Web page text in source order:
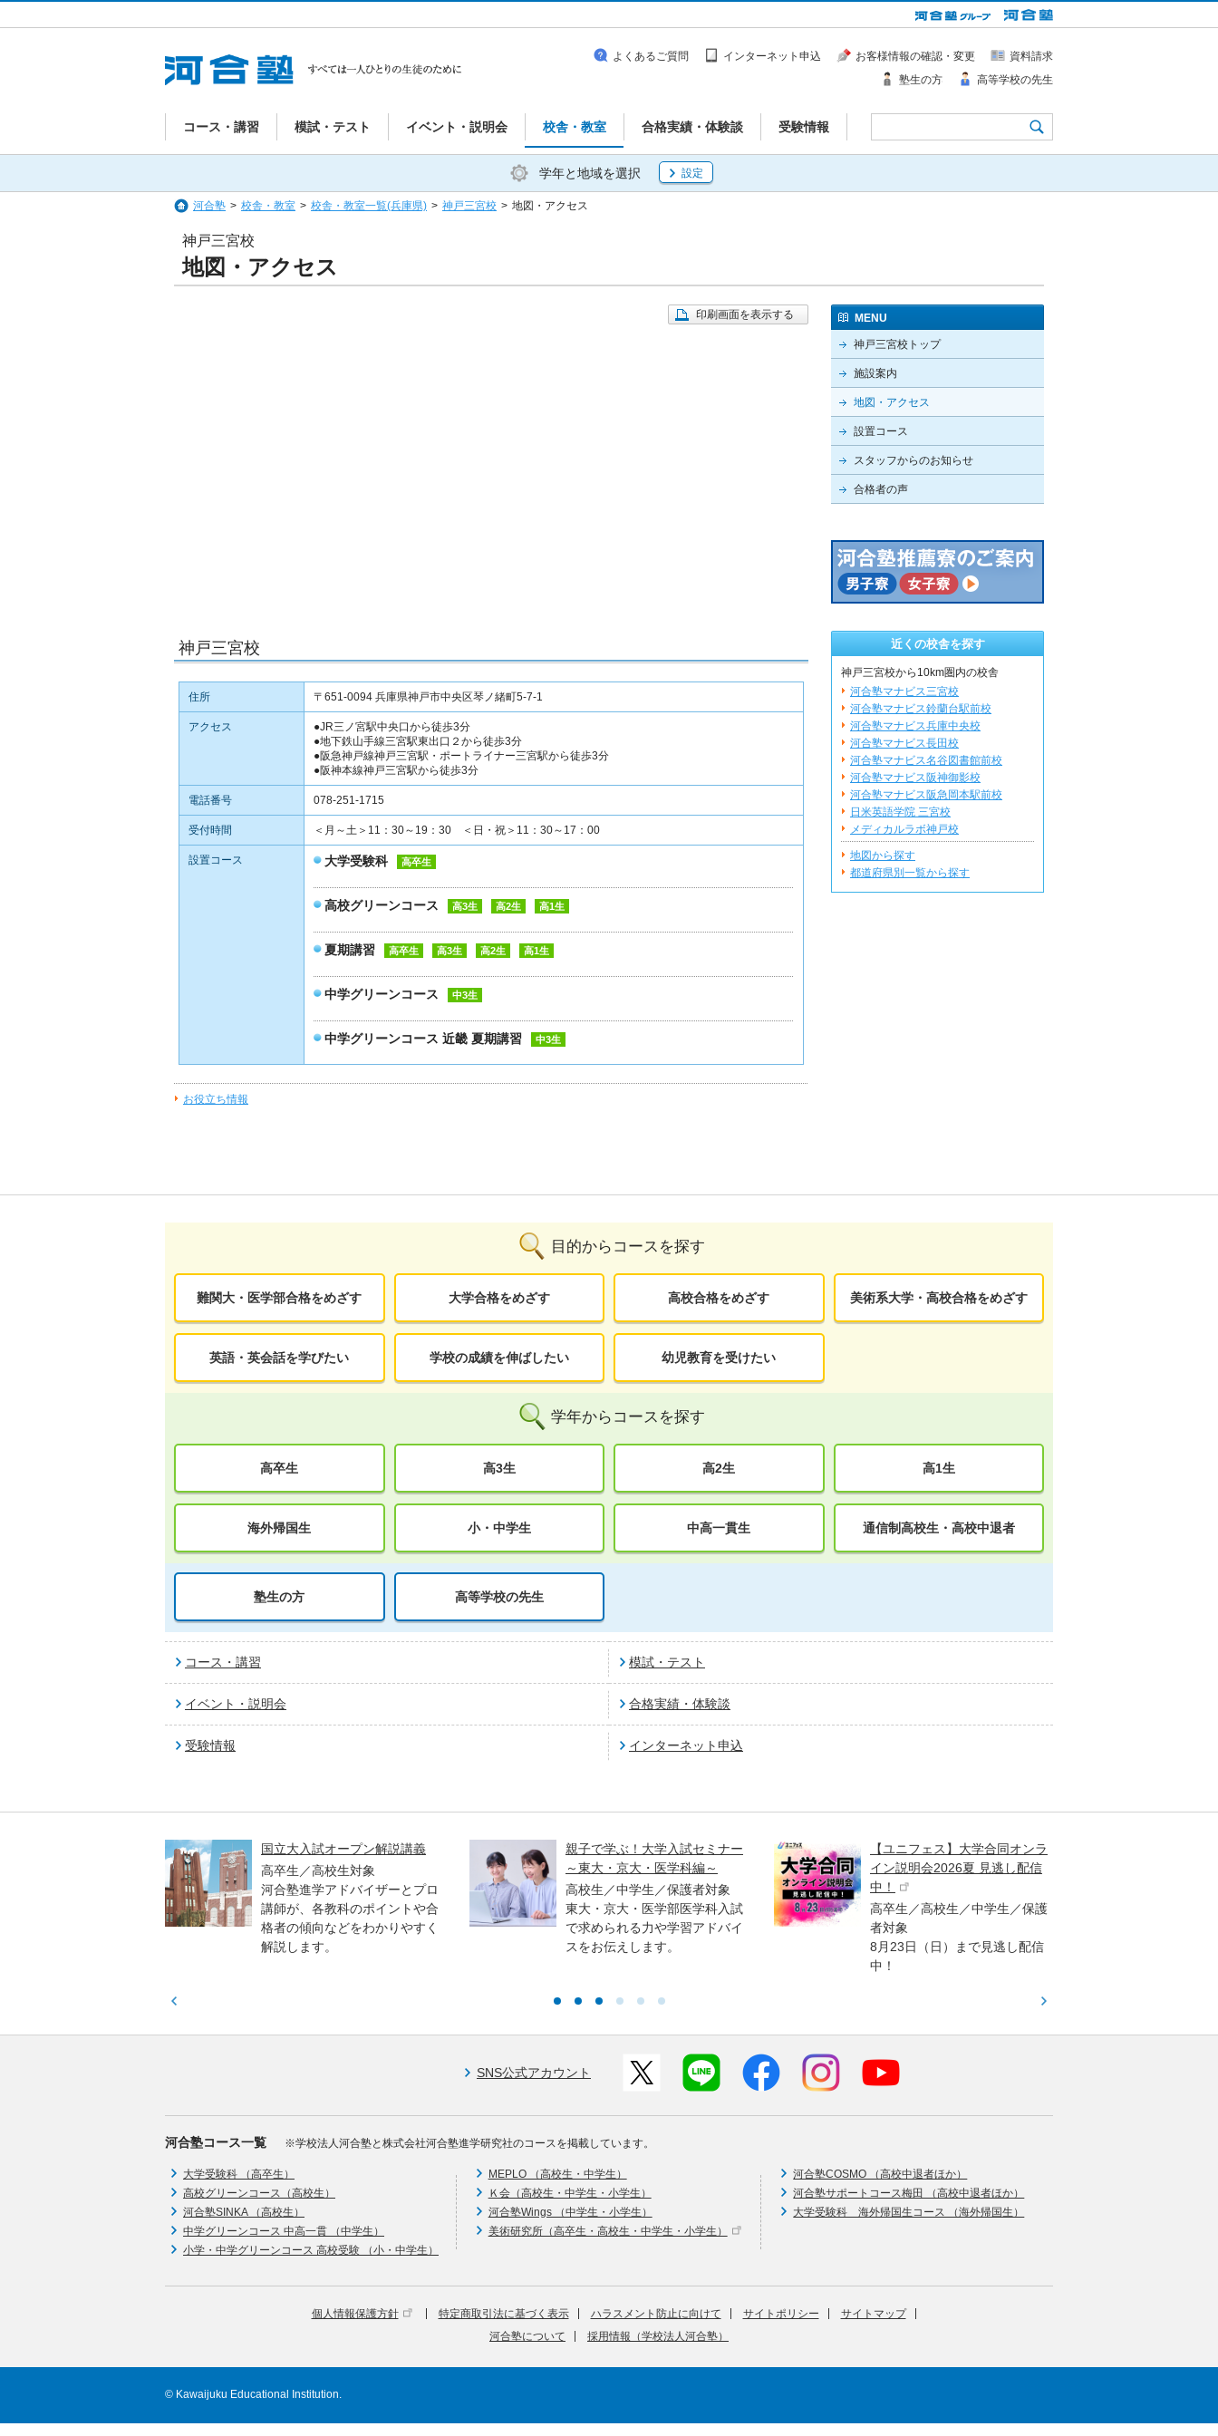
コース・講習 模試・テスト イベント・説明会 校舎・教室 合格実績・体験談 受験情報
よくあるご質問 インターネット申込 お客様情報の確認・変更
資料請求
塾生の方
高等学校の先生
学年と地域を選択 設定
河合塾 > 校舎・教室 > 校舎・教室一覧(兵庫県) > 神戸三宮校 > 地図・アクセス
地図・アクセス
神戸三宮校
印刷画面を表示する
神戸三宮校
住所 〒651-0094 兵庫県神戸市中央区琴ノ緒町5-7-1
アクセス
●JR三ノ宮駅中央口から徒歩3分
●地下鉄山手線三宮駅東出口２から徒歩3分
●阪急神戸線神戸三宮駅・ポートライナー三宮駅から徒歩3分
●阪神本線神戸三宮駅から徒歩3分
電話番号 078-251-1715
受付時間 ＜月～土＞11：30～19：30 ＜日・祝＞11：30～17：00
設置コース 大学受験科 高卒生
高校グリーンコース 高3生 高2生 高1生
夏期講習 高卒生 高3生 高2生 高1生
中学グリーンコース 中3生
中学グリーンコース 近畿 夏期講習 中3生
お役立ち情報
MENU
神戸三宮校トップ
施設案内
地図・アクセス
設置コース
スタッフからのお知らせ
合格者の声
近くの校舎を探す
神戸三宮校から10km圏内の校舎
河合塾マナビス三宮校
河合塾マナビス鈴蘭台駅前校
河合塾マナビス兵庫中央校
河合塾マナビス長田校
河合塾マナビス名谷図書館前校
河合塾マナビス阪神御影校
河合塾マナビス阪急岡本駅前校
日米英語学院 三宮校
メディカルラボ神戸校
地図から探す
都道府県別一覧から探す
目的からコースを探す
難関大・医学部合格をめざす 大学合格をめざす 高校合格をめざす 美術系大学・高校合格をめざす
英語・英会話を学びたい 学校の成績を伸ばしたい 幼児教育を受けたい
学年からコースを探す
高卒生 高3生 高2生 高1生
海外帰国生 小・中学生 中高一貫生 通信制高校生・高校中退者
塾生の方 高等学校の先生
コース・講習 模試・テスト
イベント・説明会 合格実績・体験談
受験情報 インターネット申込
国立大入試オープン解説講義
高卒生／高校生対象
河合塾進学アドバイザーとプロ
講師が、各教科のポイントや合
格者の傾向などをわかりやすく
解説します。
親子で学ぶ！大学入試セミナー
～東大・京大・医学科編～
高校生／中学生／保護者対象
東大・京大・医学部医学科入試
で求められる力や学習アドバイ
スをお伝えします。
【ユニフェス】大学合同オンラ
イン説明会2026夏 見逃し配信
中！
高卒生／高校生／中学生／保護
者対象
8月23日（日）まで見逃し配信
中！
SNS公式アカウント
河合塾コース一覧 ※学校法人河合塾と株式会社河合塾進学研究社のコースを掲載しています。
大学受験科 （高卒生）
高校グリーンコース（高校生）
河合塾SINKA （高校生）
中学グリーンコース 中高一貫 （中学生）
小学・中学グリーンコース 高校受験 （小・中学生）
MEPLO （高校生・中学生）
Ｋ会（高校生・中学生・小学生）
河合塾Wings （中学生・小学生）
美術研究所（高卒生・高校生・中学生・小学生）
河合塾COSMO （高校中退者ほか）
河合塾サポートコース梅田 （高校中退者ほか）
大学受験科 海外帰国生コース （海外帰国生）
個人情報保護方針 特定商取引法に基づく表示 ハラスメント防止に向けて サイトポリシー
サイトマップ
河合塾について
採用情報（学校法人河合塾）
© Kawaijuku Educational Institution.